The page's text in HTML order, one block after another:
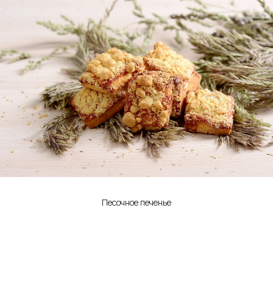
Песочное печенье